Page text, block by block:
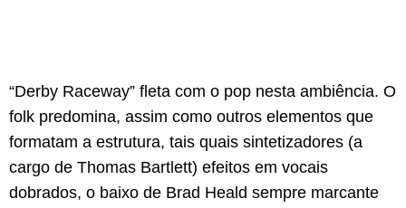
“Derby Raceway” fleta com o pop nesta ambiência. O
folk predomina, assim como outros elementos que
formatam a estrutura, tais quais sintetizadores (a
cargo de Thomas Bartlett) efeitos em vocais
dobrados, o baixo de Brad Heald sempre marcante